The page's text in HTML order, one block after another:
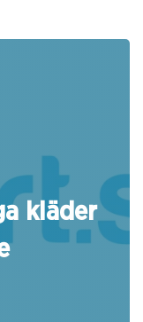
kläder